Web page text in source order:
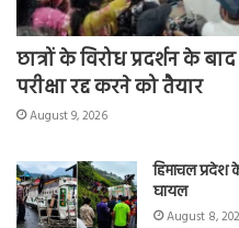
छात्रों के विरोध प्रदर्शन के
परीक्षा रद्द करने को तैयार
August 9, 2026
हिमाचल प्रदेश
घायल
August 8,